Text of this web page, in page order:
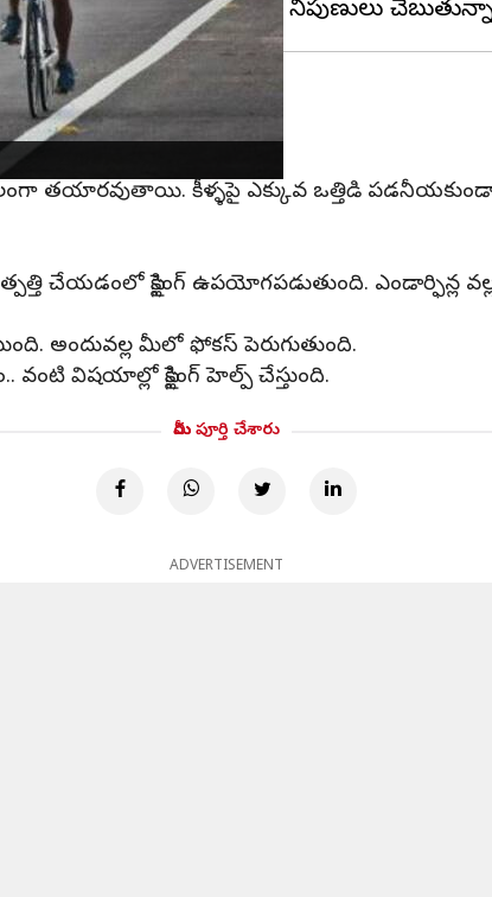
బలంగా తయారవుతాయి. కీళ్ళపై ఎక్కువ ఒత్తిడి
చేయడంలో సైక్లింగ్ ఉపయోగపడుతుంది. ఎండార్ఫిన్ల
అందువల్ల మీలో ఫోకస్ పెరుగుతుంది.
విషయాల్లో సైక్లింగ్ హెల్ప్ చేస్తుంది.
మీరు పూర్తి చేశారు
ADVERTISEMENT